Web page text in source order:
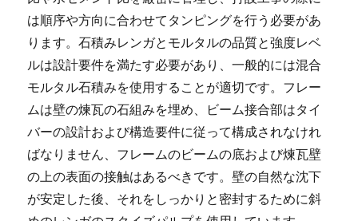
は順序や方向に合わせてタンピングを行う必要があ
ります。石積みレンガとモルタルの品質と強度レベ
ルは設計要件を満たす必要があり、一般的には混合
モルタル石積みを使用することが適切です。フレー
ムは壁の煉瓦の石組みを埋め、ビーム接合部はタイ
バーの設計および構造要件に従って構成されなけれ
ばなりません、フレームのビームの底および煉瓦壁
の上の表面の接触はあるべきです。壁の自然な沈下
が安定した後、それをしっかりと密封するために斜